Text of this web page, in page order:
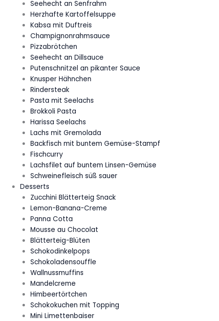
Seehecht an Senfrahm
Herzhafte Kartoffelsuppe
Kabsa mit Duftreis
Champignonrahmsauce
Pizzabrötchen
Seehecht an Dillsauce
Putenschnitzel an pikanter Sauce
Knusper Hähnchen
Rindersteak
Pasta mit Seelachs
Brokkoli Pasta
Harissa Seelachs
Lachs mit Gremolada
Backfisch mit buntem Gemüse-Stampf
Fischcurry
Lachsfilet auf buntem Linsen-Gemüse
Schweinefleisch süß sauer
Desserts
Zucchini Blätterteig Snack
Lemon-Banana-Creme
Panna Cotta
Mousse au Chocolat
Blätterteig-Blüten
Schokodinkelpops
Schokoladensouffle
Wallnussmuffins
Mandelcreme
Himbeertörtchen
Schokokuchen mit Topping
Mini Limettenbaiser